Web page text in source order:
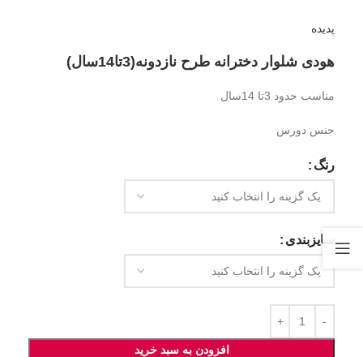
پدیده
هودی شلوار دخترانه طرح نازدونه(3تا14سال)
مناسب حدود 3تا 14سال
جنس دورس
رنگ
سایزبندی
افزودن به سبد خرید